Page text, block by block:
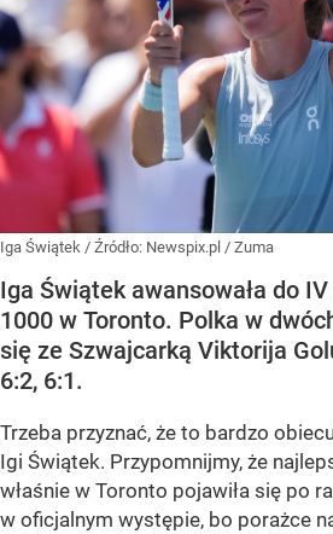
Iga Świątek / Źródło: Newspix.pl / Zuma
Iga Świątek awansowała do
1000 w Toronto. Polka w
się ze Szwajcarką Viktorija
6:2, 6:1.
Trzeba przyznać, że to bardzo
Igi Świątek. Przypomnijmy, że
właśnie w Toronto pojawiła się po
w oficjalnym występie, bo porażce